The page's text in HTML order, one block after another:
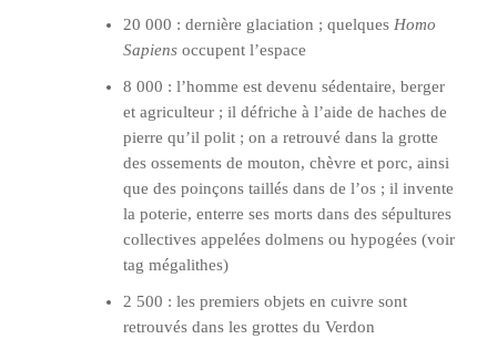
20 000 : dernière glaciation ; quelques Homo
Sapiensoccupent l’espace
8 000 : l’homme est devenu sédentaire, berger
et agriculteur ; il défriche à l’aide de haches de
pierre qu’il polit ; on a retrouvé dans la grotte
des ossements de mouton, chèvre et porc, ainsi
que des poinçons taillés dans de l’os ; il invente
la poterie, enterre ses morts dans des sépultures
collectives appelées dolmens ou hypogées (voir
tag mégalithes)
2 500 : les premiers objets en cuivre sont
retrouvés dans les grottes du Verdon